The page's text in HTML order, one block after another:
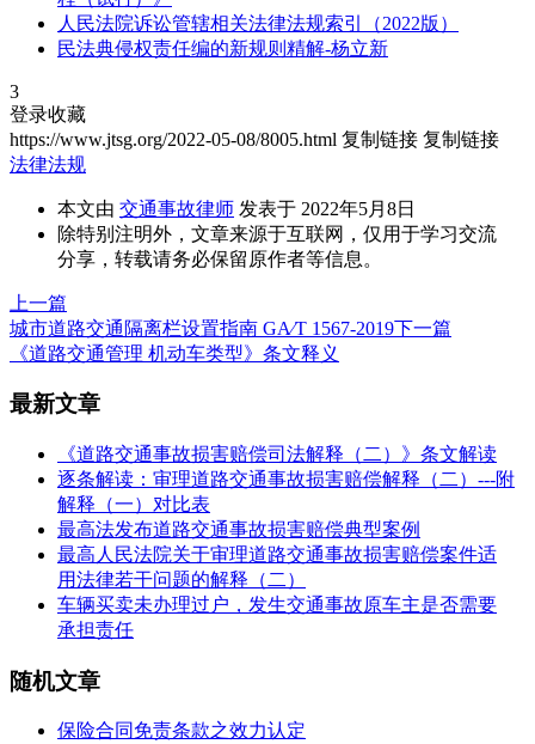
人民法院诉讼管辖相关法律法规索引（2022版）
民法典侵权责任编的新规则精解-杨立新
3
登录收藏
https://www.jtsg.org/2022-05-08/8005.html 复制链接 复制链接
法律法规
本文由 交通事故律师 发表于 2022年5月8日
除特别注明外，文章来源于互联网，仅用于学习交流
分享，转载请务必保留原作者等信息。
上一篇
城市道路交通隔离栏设置指南 GA∕T 1567-2019下一篇
《道路交通管理 机动车类型》条文释义
最新文章
《道路交通事故损害赔偿司法解释（二）》条文解读
逐条解读：审理道路交通事故损害赔偿解释（二）---附
解释（一）对比表
最高法发布道路交通事故损害赔偿典型案例
最高人民法院关于审理道路交通事故损害赔偿案件适
用法律若干问题的解释（二）
车辆买卖未办理过户，发生交通事故原车主是否需要
承担责任
随机文章
保险合同免责条款之效力认定